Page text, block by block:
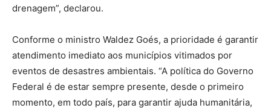
drenagem”, declarou.
Conforme o ministro Waldez Goés, a prioridade é garantir
atendimento imediato aos municípios vitimados por
eventos de desastres ambientais. “A política do Governo
Federal é de estar sempre presente, desde o primeiro
momento, em todo país, para garantir ajuda humanitária,